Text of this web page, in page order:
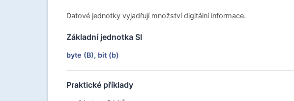
Datové jednotky vyjadřují množství digitální informace.
Základní jednotka SI
byte (B), bit (b)
Praktické příklady